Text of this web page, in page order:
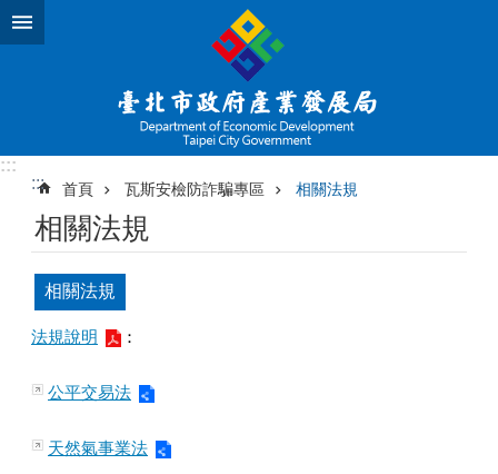
跳到主要內容區塊
:::
:::
首頁 瓦斯安檢防詐騙專區 相關法規
相關法規
相關法規
法規說明 ：
公平交易法
天然氣事業法